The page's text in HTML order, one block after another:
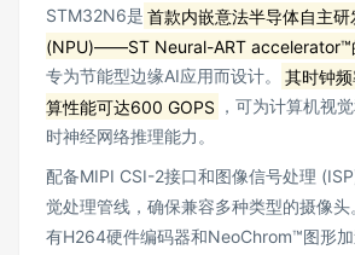
STM32N6是 首款内嵌意法半导体自主
(NPU)——ST Neural-ART accelerator™
专为节能型边缘AI应用而设计。
其时钟
算性能可达600 GOPS ，可为计算机视
时神经网络推理能力。
配备MIPI CSI-2接口和图像信号处理
觉处理管线，确保兼容多种类型的摄像
有H264硬件编码器和NeoChrom™图形